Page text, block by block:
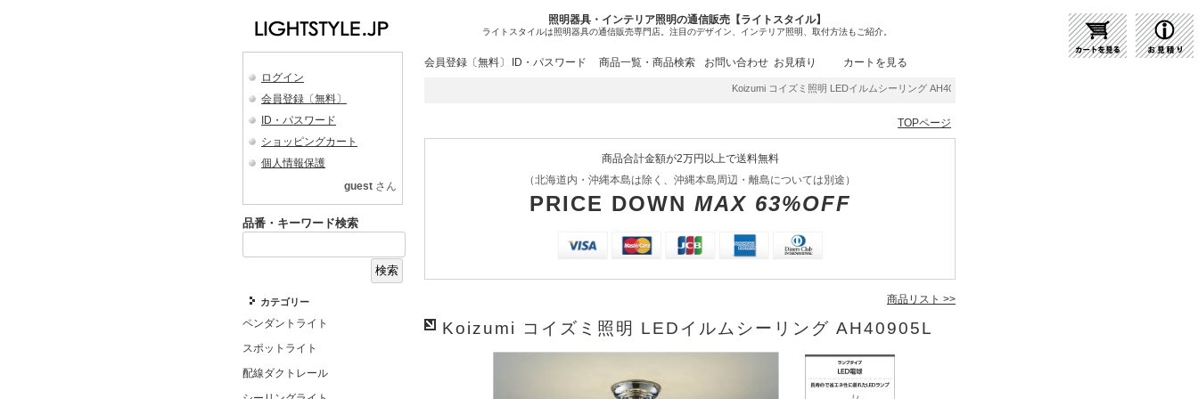
照明器具・インテリア照明の通信販売【ライトスタイル】
ライトスタイルは照明器具の通信販売専門店。注目のデザイン、インテリア照明、取付方法もご紹介。
ログイン
会員登録〔無料〕
ID・パスワード
ショッピングカート
個人情報保護
guest さん
品番・キーワード検索
カテゴリー
ペンダントライト
スポットライト
配線ダクトレール
会員登録〔無料〕 ID・パスワード 商品一覧・商品検索 お問い合わせ お見積り カートを見る
Koizumi コイズミ照明 LEDイルムシーリング AH40905L | 商品紹介 | 照明器具の通販・インテリア照明の通信
TOPページ
商品合計金額が2万円以上で送料無料
（北海道内・沖縄本島は除く、沖縄本島周辺・離島については別途）
PRICE DOWN MAX 63%OFF
商品リスト >>
Koizumi コイズミ照明 LEDイルムシーリング AH40905L